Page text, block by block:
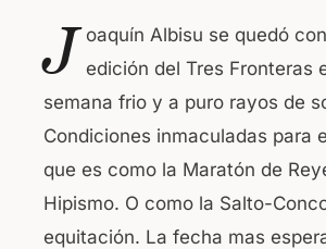
c
e
b
o
o
k
at
s
A
p
p
J oaquín Albisu se quedó
edición del Tres Fronteras
semana frio y a puro rayos de
Condiciones inmaculadas para
que es como la Maratón de
Hipismo. O como la Salto-
equitación. La fecha mas